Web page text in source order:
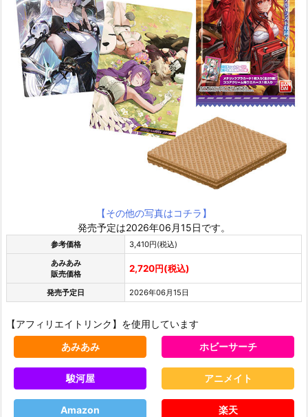
【その他の写真はコチラ】
発売予定は2026年06月15日です。
参考価格
3,410円(税込)
あみあみ
販売価格
2,720円(税込)
発売予定日 2026年06月15日
【アフィリエイトリンク】を使用しています
あみあみ
ホビーサーチ
駿河屋 アニメイト
Amazon 楽天